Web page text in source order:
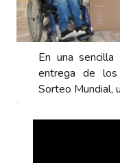
En una sencilla
entrega de los
Sorteo Mundial,